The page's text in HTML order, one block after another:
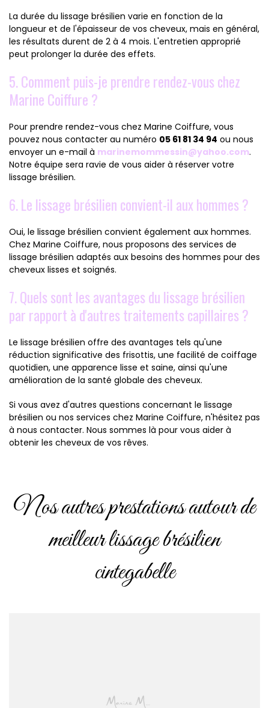
La durée du lissage brésilien varie en fonction de la
longueur et de l'épaisseur de vos cheveux, mais en général,
les résultats durent de 2 à 4 mois. L'entretien approprié
peut prolonger la durée des effets.
5. Comment puis-je prendre rendez-vous chez
Marine Coiffure ?
Pour prendre rendez-vous chez Marine Coiffure, vous
pouvez nous contacter au numéro 05 61 81 34 94 ou nous
envoyer un e-mail à marinemommessin@yahoo.com.
Notre équipe sera ravie de vous aider à réserver votre
lissage brésilien.
6. Le lissage brésilien convient-il aux hommes ?
Oui, le lissage brésilien convient également aux hommes.
Chez Marine Coiffure, nous proposons des services de
lissage brésilien adaptés aux besoins des hommes pour des
cheveux lisses et soignés.
7. Quels sont les avantages du lissage brésilien
par rapport à d'autres traitements capillaires ?
Le lissage brésilien offre des avantages tels qu'une
réduction significative des frisottis, une facilité de coiffage
quotidien, une apparence lisse et saine, ainsi qu'une
amélioration de la santé globale des cheveux.
Si vous avez d'autres questions concernant le lissage
brésilien ou nos services chez Marine Coiffure, n'hésitez pas
à nous contacter. Nous sommes là pour vous aider à
obtenir les cheveux de vos rêves.
Nos autres prestations autour de
meilleur lissage brésilien
cintegabelle